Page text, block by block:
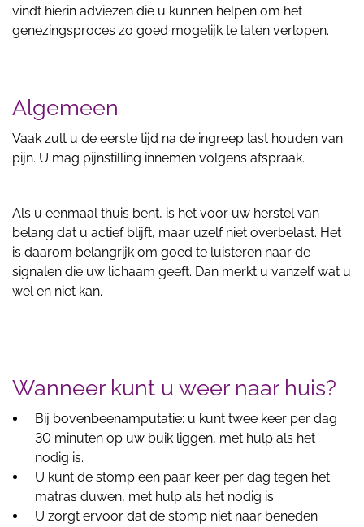
vindt hierin adviezen die u kunnen helpen om het
genezingsproces zo goed mogelijk te laten verlopen.
Algemeen
Vaak zult u de eerste tijd na de ingreep last houden van
pijn. U mag pijnstilling innemen volgens afspraak.
Als u eenmaal thuis bent, is het voor uw herstel van
belang dat u actief blijft, maar uzelf niet overbelast. Het
is daarom belangrijk om goed te luisteren naar de
signalen die uw lichaam geeft. Dan merkt u vanzelf wat u
wel en niet kan.
Wanneer kunt u weer naar huis?
Bij bovenbeenamputatie: u kunt twee keer per dag
30 minuten op uw buik liggen, met hulp als het
nodig is.
U kunt de stomp een paar keer per dag tegen het
matras duwen, met hulp als het nodig is.
U zorgt ervoor dat de stomp niet naar beneden